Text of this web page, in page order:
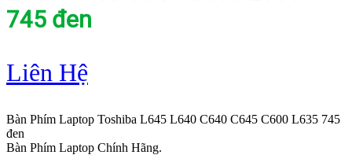
745 đen
Liên Hệ
Bàn Phím Laptop Toshiba L645 L640 C640 C645 C600 L635 745
đen
Bàn Phím Laptop Chính Hãng.